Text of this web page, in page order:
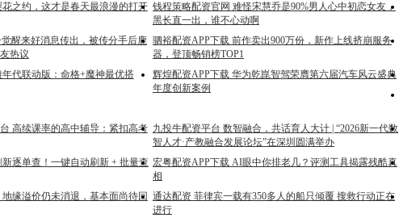
之约，这才是春天最浪漫的打开 钱程策略配资官网 难怪宋慧乔是90%男人心中初恋女友，
黑长直一出，谁不心动啊
醒来好消息传出，被传分手后鹿
热议
驷裕配资APP下载 前作卖出900万份，新作上线挤崩服务
器，登顶畅销榜TOP1
代联动版：命格+魔神最优搭
辉煌配资APP下载 华为乾崑智驾荣膺第六届汽车风云盛典
年度创新案例
高续课率的高中辅导：紧扣高考 九投牛配资平台 数智融合，共话育人大计 | “2026新一代数
智人才·产教融合发展论坛”在深圳圆满举办
逐单查！一键自动刷新 + 批量查 宏粤配资APP下载 AI眼中你排老几？评测工具揭露残酷真
相
缘溢价仍未消退，基本面尚待回 通达配资 菲律宾一载有350多人的船只倾覆 搜救行动正在
进行